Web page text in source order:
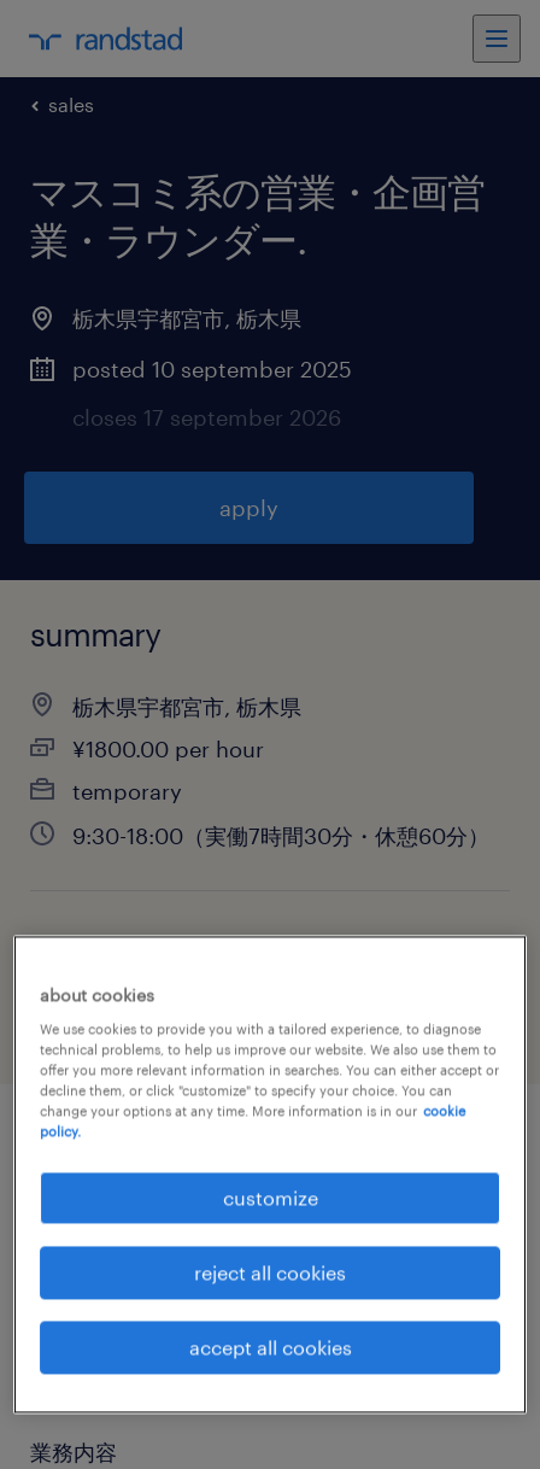
sales
マスコミ系の営業・企画営
業・ラウンダー.
栃木県宇都宮市, 栃木県
posted 10 september 2025
closes 17 september 2026
apply
summary
栃木県宇都宮市, 栃木県
¥1800.00 per hour
temporary
9:30-18:00（実働7時間30分・休憩60分）
job category
sales
営業・企画営業・ラウンダー
長期（3ヶ月以上）
業務内容
about cookies
We use cookies to provide you with a tailored experience, to diagnose
technical problems, to help us improve our website. We also use them to
offer you more relevant information in searches. You can either accept or
decline them, or click "customize" to specify your choice. You can
change your options at any time. More information is in our cookie
policy.
customize
reject all cookies
accept all cookies